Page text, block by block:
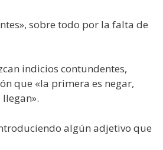
sobre todo por la falta de
indicios contundentes,
que «la primera es negar,
algún adjetivo que